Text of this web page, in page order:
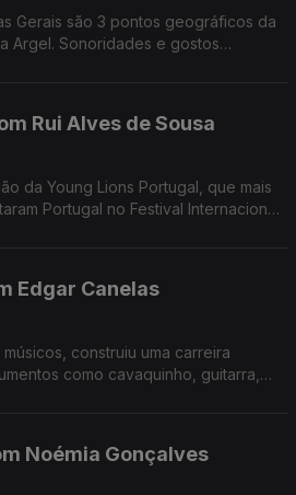
Gerais são 3 pontos geográficos da
Argel. Sonoridades e gostos
Rui Alves de Sousa
da Young Lions Portugal, que mais
Portugal no Festival Internacional
Edgar Canelas
construiu uma carreira
como cavaquinho, guitarra,
Noémia Gonçalves